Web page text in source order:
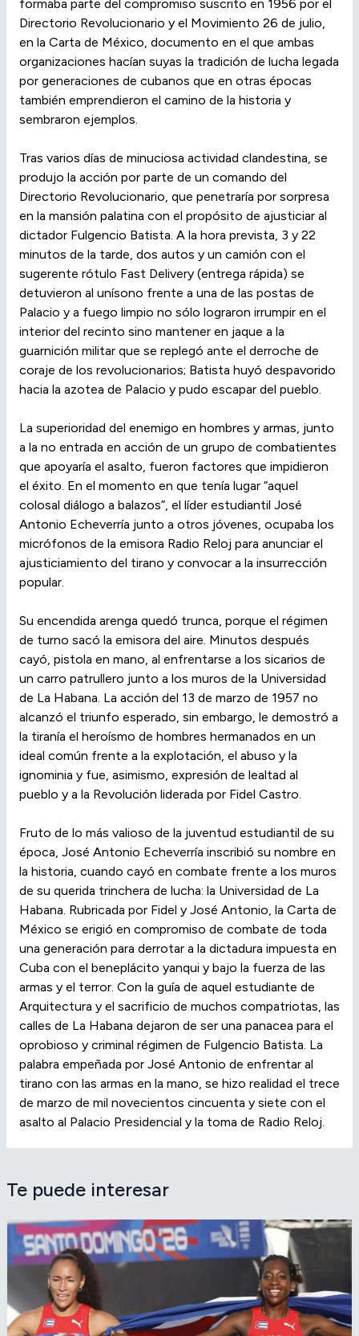
formaba parte del compromiso suscrito en 1956 por el
Directorio Revolucionario y el Movimiento 26 de julio,
en la Carta de México, documento en el que ambas
organizaciones hacían suyas la tradición de lucha legada
por generaciones de cubanos que en otras épocas
también emprendieron el camino de la historia y
sembraron ejemplos.
Tras varios días de minuciosa actividad clandestina, se
produjo la acción por parte de un comando del
Directorio Revolucionario, que penetraría por sorpresa
en la mansión palatina con el propósito de ajusticiar al
dictador Fulgencio Batista. A la hora prevista, 3 y 22
minutos de la tarde, dos autos y un camión con el
sugerente rótulo Fast Delivery (entrega rápida) se
detuvieron al unísono frente a una de las postas de
Palacio y a fuego limpio no sólo lograron irrumpir en el
interior del recinto sino mantener en jaque a la
guarnición militar que se replegó ante el derroche de
coraje de los revolucionarios; Batista huyó despavorido
hacia la azotea de Palacio y pudo escapar del pueblo.
La superioridad del enemigo en hombres y armas, junto
a la no entrada en acción de un grupo de combatientes
que apoyaría el asalto, fueron factores que impidieron
el éxito. En el momento en que tenía lugar “aquel
colosal diálogo a balazos”, el líder estudiantil José
Antonio Echeverría junto a otros jóvenes, ocupaba los
micrófonos de la emisora Radio Reloj para anunciar el
ajusticiamiento del tirano y convocar a la insurrección
popular.
Su encendida arenga quedó trunca, porque el régimen
de turno sacó la emisora del aire. Minutos después
cayó, pistola en mano, al enfrentarse a los sicarios de
un carro patrullero junto a los muros de la Universidad
de La Habana. La acción del 13 de marzo de 1957 no
alcanzó el triunfo esperado, sin embargo, le demostró a
la tiranía el heroísmo de hombres hermanados en un
ideal común frente a la explotación, el abuso y la
ignominia y fue, asimismo, expresión de lealtad al
pueblo y a la Revolución liderada por Fidel Castro.
Fruto de lo más valioso de la juventud estudiantil de su
época, José Antonio Echeverría inscribió su nombre en
la historia, cuando cayó en combate frente a los muros
de su querida trinchera de lucha: la Universidad de La
Habana. Rubricada por Fidel y José Antonio, la Carta de
México se erigió en compromiso de combate de toda
una generación para derrotar a la dictadura impuesta en
Cuba con el beneplácito yanqui y bajo la fuerza de las
armas y el terror. Con la guía de aquel estudiante de
Arquitectura y el sacrificio de muchos compatriotas, las
calles de La Habana dejaron de ser una panacea para el
oprobioso y criminal régimen de Fulgencio Batista. La
palabra empeñada por José Antonio de enfrentar al
tirano con las armas en la mano, se hizo realidad el trece
de marzo de mil novecientos cincuenta y siete con el
asalto al Palacio Presidencial y la toma de Radio Reloj.
Te puede interesar